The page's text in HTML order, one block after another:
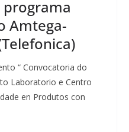
Amtega-
“ Convocatoria do
Laboratorio e Centro
en Produtos con